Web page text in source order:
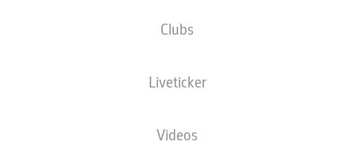
Clubs
Liveticker
Videos